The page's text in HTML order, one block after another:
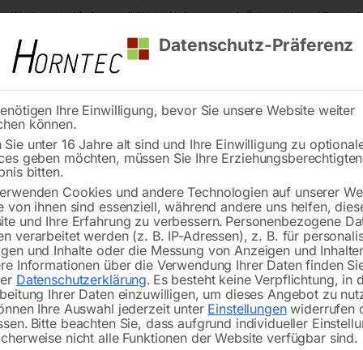
Kärnten Markenqualität Lieferung nach Österreich und
Reinigung
🔍
€126,00
inkl. MwSt. zzgl.Versandkosten
Datenschutz-Präferenz
Ihre Einwilligung, bevor Sie unsere Website weiter
können.
Sie unter 16 Jahre alt sind und Ihre Einwilligung zu
geben möchten, müssen Sie Ihre
bitten.
Cookies und andere Technologien auf unserer
von ihnen sind essenziell, während andere uns helfen,
und Ihre Erfahrung zu verbessern. Personenbezogene
verarbeitet werden (z. B. IP-Adressen), z. B. für
und Inhalte oder die Messung von Anzeigen und
Informationen über die Verwendung Ihrer Daten finden
Datenschutzerklärung. Es besteht keine Verpflichtung, in
Ihrer Daten einzuwilligen, um dieses Angebot zu
Ihre Auswahl jederzeit unter Einstellungenwiderrufen
Bitte beachten Sie, dass aufgrund individueller
nicht alle Funktionen der Website verfügbar sind.